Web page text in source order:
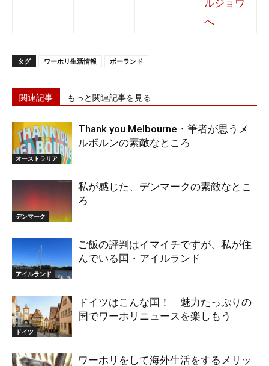
タグ ワーホリ生活情報 ポーランド
関連記事 もっと関連記事を見る
オーストラリア
Thank you Melbourne・筆者が思うメ
ルボルンの素敵なところ
デンマーク
私が感じた、デンマークの素敵なとこ
ろ
アイルランド
ご飯の評判はイマイチですが、私が住
んでいる国・アイルランド
ドイツ
ドイツはこんな国！ 魅力たっぷりの
国でワーホリニュースを楽しもう
ワーホリをして海外生活をするメリッ